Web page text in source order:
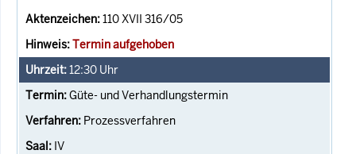
110 XVII 316/05
Termin aufgehoben
12:30 Uhr
Güte- und Verhandlungstermin
Prozessverfahren
IV